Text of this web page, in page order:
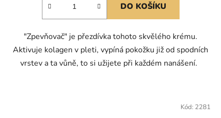
DO KOŠÍKU
"Zpevňovač" je přezdívka tohoto skvělého krému.
Aktivuje kolagen v pleti, vypíná pokožku již od spodních
vrstev a ta vůně, to si užijete při každém nanášení.
Kód: 2281